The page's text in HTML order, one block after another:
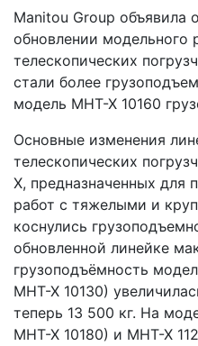
Manitou Group объявила
обновлении модельного
телескопических
стали более
модель MHT-X 10160
Основные изменения
телескопических
X, предназначенных для
работ с тяжелыми и
коснулись
обновленной линейке
грузоподъёмность
MHT-X 10130)
теперь 13 500 кг. На
MHT-X 10180) и MHT-X